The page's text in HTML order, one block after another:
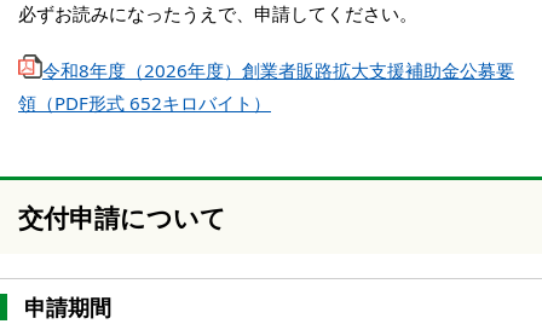
必ずお読みになったうえで、申請してください。
令和8年度（2026年度）創業者販路拡大支援補助金公募要
領（PDF形式 652キロバイト）
交付申請について
申請期間